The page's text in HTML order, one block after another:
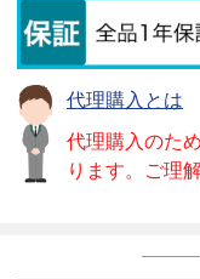
代理購入とは
代理購入のた
ります。ご理